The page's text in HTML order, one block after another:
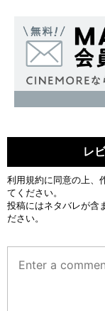
レ
利用規約に同意の上、
てください。
投稿にはネタバレが含
ださい。